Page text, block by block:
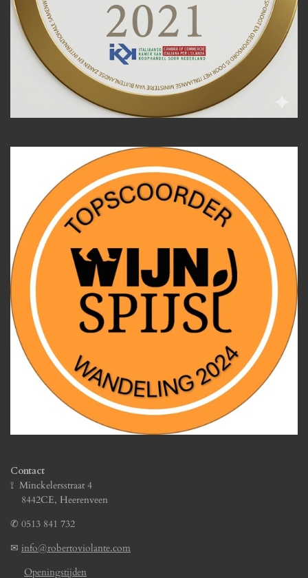
Contact
⟟ Minckelersstraat 4
8442CE, Heerenveen
✆ 0513 841 732
✉ info@robertoviolante.com
Openingstijden